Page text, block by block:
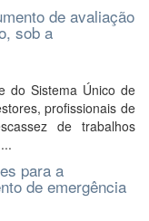
de avaliação
sob a
do Sistema Único de
profissionais de
de trabalhos
para a
de emergência